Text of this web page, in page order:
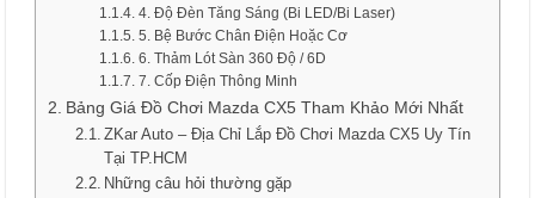
4. Độ Đèn Tăng Sáng (Bi LED/Bi Laser)
5. Bệ Bước Chân Điện Hoặc Cơ
6. Thảm Lót Sàn 360 Độ / 6D
7. Cốp Điện Thông Minh
Bảng Giá Đồ Chơi Mazda CX5 Tham Khảo Mới Nhất
ZKar Auto – Địa Chỉ Lắp Đồ Chơi Mazda CX5 Uy Tín
Tại TP.HCM
Những câu hỏi thường gặp